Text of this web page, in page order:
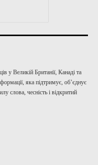
у Великій Британії, Канаді та
яка підтримує, об’єднує
слова, чесність і відкритий